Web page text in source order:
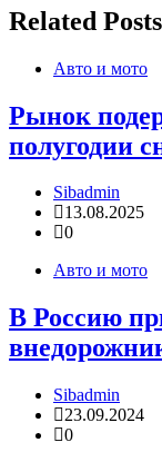
Related Posts
Авто и мото
Рынок
полугодии
Sibadmin
13.08.2025
0
Авто и мото
В Россию
Sibadmin
23.09.2024
0